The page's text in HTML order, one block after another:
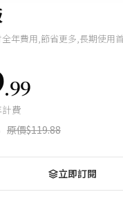
年費用,節省更多,長期使用首
.99
費
原價$119.88
立即訂閱